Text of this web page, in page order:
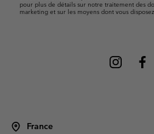
pour plus de détails sur notre traitement des
marketing et sur les moyens dont vous
France